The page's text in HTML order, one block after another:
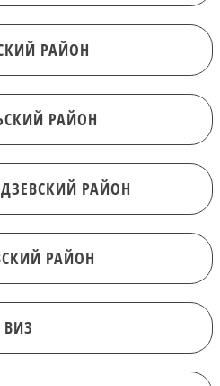
ВИЗ
РАЙОН
РАЙОН
РАЙОН
РАЙОН